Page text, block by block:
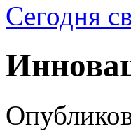
Сегодня